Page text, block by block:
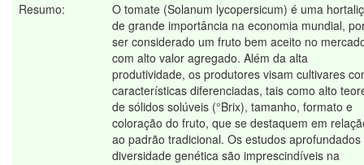
Resumo:
O tomate (Solanum lycopersicum) é uma
de grande importância na economia mundial,
ser considerado um fruto bem aceito no
com alto valor agregado. Além da alta
produtividade, os produtores visam cultivares
características diferenciadas, tais como alto
de sólidos solúveis (°Brix), tamanho, formato e
coloração do fruto, que se destaquem em
ao padrão tradicional. Os estudos aprofundados
diversidade genética são imprescindíveis na